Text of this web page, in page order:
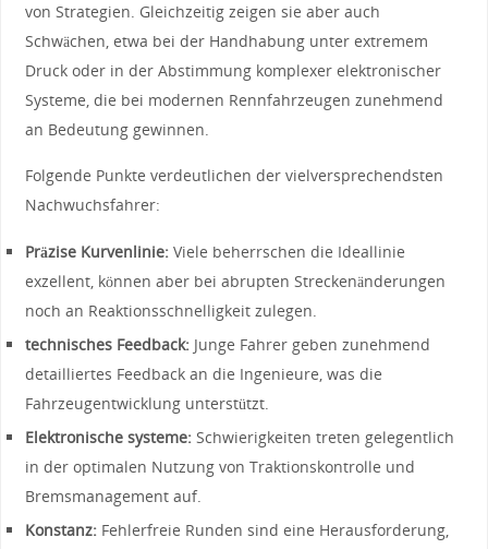
von Strategien. Gleichzeitig‍ zeigen sie aber auch
Schwächen, etwa bei der Handhabung unter extremem⁢
Druck oder ⁤in‌ der Abstimmung ‍komplexer⁣ elektronischer
Systeme, die bei modernen Rennfahrzeugen zunehmend
an Bedeutung‍ gewinnen.
Folgende Punkte ‌verdeutlichen ⁤der vielversprechendsten
Nachwuchsfahrer:
Präzise Kurvenlinie:Viele beherrschen ‍die Ideallinie
exzellent, können aber bei abrupten Streckenänderungen
noch an Reaktionsschnelligkeit zulegen.
technisches Feedback:Junge Fahrer geben⁣ zunehmend
detailliertes Feedback an die Ingenieure, was die
Fahrzeugentwicklung unterstützt.
Elektronische systeme:Schwierigkeiten treten gelegentlich
in der‌ optimalen Nutzung von Traktionskontrolle und
Bremsmanagement auf.
Konstanz:Fehlerfreie Runden sind eine⁤ Herausforderung,